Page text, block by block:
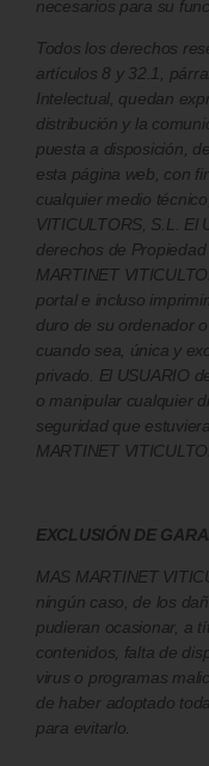
necesarios para su
Todos los derechos
artículos 8 y 32.1,
Intelectual, quedan
distribución y la
puesta a disposición,
esta página web, con
cualquier medio
VITICULTORS, S.L. El
derechos de
MARTINET
portal e incluso
duro de su ordenador
cuando sea, única y
privado. El USUARIO
o manipular cualquier
seguridad que
MARTINET
EXCLUSIÓN DE
MAS MARTINET
ningún caso, de los
pudieran ocasionar, a
contenidos, falta de
virus o programas
de haber adoptado
para evitarlo.